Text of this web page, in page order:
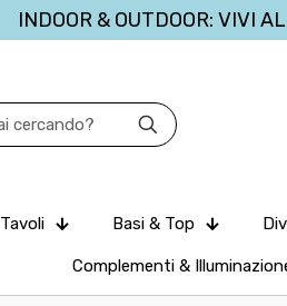
INDOOR & OUTDOOR: VIVI
Tavoli Basi & Top
Complementi &